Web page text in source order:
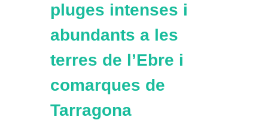
pluges intenses i
abundants a les
terres de l’Ebre i
comarques de
Tarragona